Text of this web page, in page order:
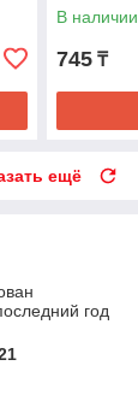
В наличии
745 ₸
ещё
год